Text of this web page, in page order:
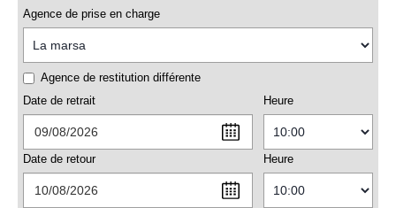
Agence de prise en charge
Agence de restitution différente
Date de retrait
Heure
Date de retour Heure